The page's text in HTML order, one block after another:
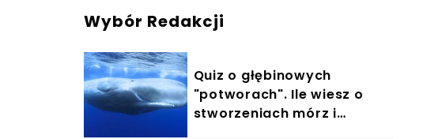
Wybór Redakcji
Quiz o głębinowych
"potworach". Ile wiesz o
stworzeniach mórz i